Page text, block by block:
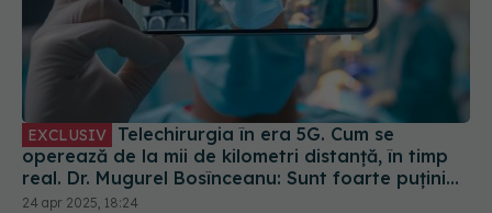
EXCLUSIV
operează de la mii de kilometri distanță, în timp
real. Dr. Mugurel Bosînceanu: Sunt foarte puțini
proctori pe glob. Controlează robotul de la
24 apr 2025, 18:24